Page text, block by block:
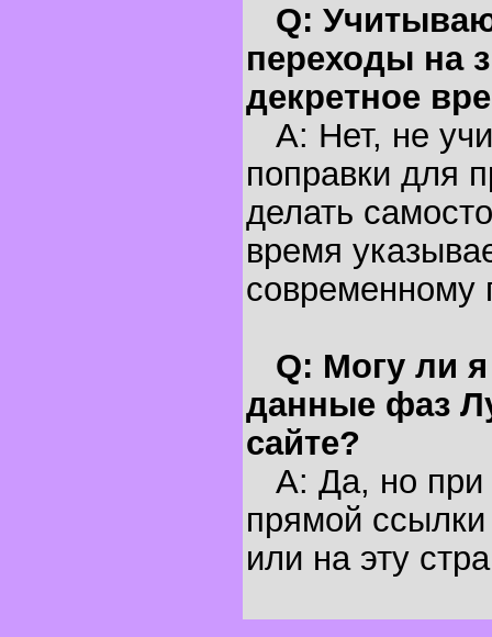
Q:
переходы на
декретное
A: Нет, не
поправки для
делать
время
современному
Q: Могу ли
данные фаз
сайте?
A: Да, но при
прямой
или на эту